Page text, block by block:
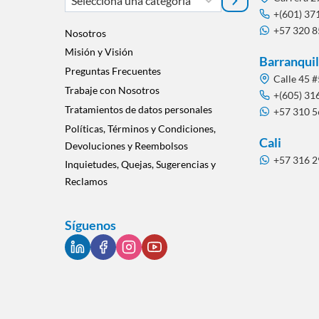
una
categoría
Nosotros
Misión y Visión
Preguntas Frecuentes
Trabaje con Nosotros
Tratamientos de datos personales
Políticas, Términos y Condiciones,
Devoluciones y Reembolsos
Inquietudes, Quejas, Sugerencias y
Reclamos
Síguenos
+(601)
+57 320
Calle 45
+(605)
+57 310
Cali
+57 316